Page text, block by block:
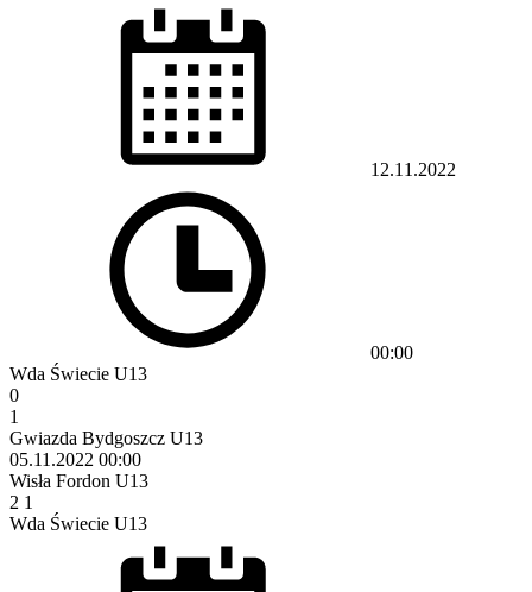
12.11.2022
00:00
Wda Świecie U13
0
1
Gwiazda Bydgoszcz U13
05.11.2022 00:00
Wisła Fordon U13
2 1
Wda Świecie U13